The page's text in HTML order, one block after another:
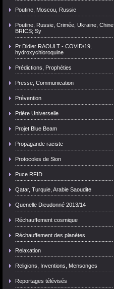
Poutine, Moscou, Russie
Poutine, Russie, Crimée, Ukraine, Chine,
BRICS; Sy
Pr Didier RAOULT - COVID/19,
hydroxychloroquine
Prédictions, Prophéties
Presse, Communication
Prévention
Prière Universelle
Projet Blue Beam
Propagande raciste
Protocoles de Sion
Puce RFID
Qatar, Turquie, Arabie Saoudite
Quenelle Dieudonné 2013/14
Réchauffement cosmique
Réchauffement des planètes
Relaxation
Religions, Inventions, Mensonges
Reportages télévisés